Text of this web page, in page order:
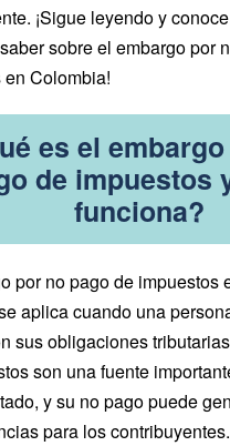
¡Sigue leyendo y
sobre el embargo por
en Colombia!
es el
de impuestos
funciona?
por no pago de impuestos
aplica cuando una
sus obligaciones
son una fuente
y su no pago puede
para los contribuyentes.